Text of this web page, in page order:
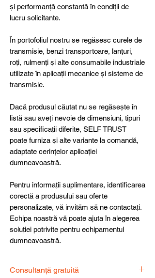
și performanță constantă în condiții de
lucru solicitante.
În portofoliul nostru se regăsesc curele de
transmisie, benzi transportoare, lanțuri,
roți, rulmenți și alte consumabile industriale
utilizate în aplicații mecanice și sisteme de
transmisie.
Dacă produsul căutat nu se regăsește în
listă sau aveți nevoie de dimensiuni, tipuri
sau specificații diferite, SELF TRUST
poate furniza și alte variante la comandă,
adaptate cerințelor aplicației
dumneavoastră.
Pentru informații suplimentare, identificarea
corectă a produsului sau oferte
personalizate, vă invităm să ne contactați.
Echipa noastră vă poate ajuta în alegerea
soluției potrivite pentru echipamentul
dumneavoastră.
Consultanță gratuită